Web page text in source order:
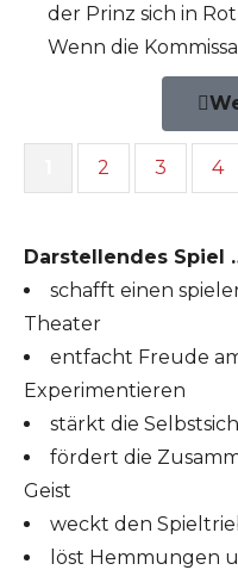
der Prinz sich in
Wenn die
2 3 4
Darstellendes Spiel
schafft einen
Theater
entfacht Freude
Experimentieren
stärkt die
fördert die
Geist
weckt den
löst Hemmungen